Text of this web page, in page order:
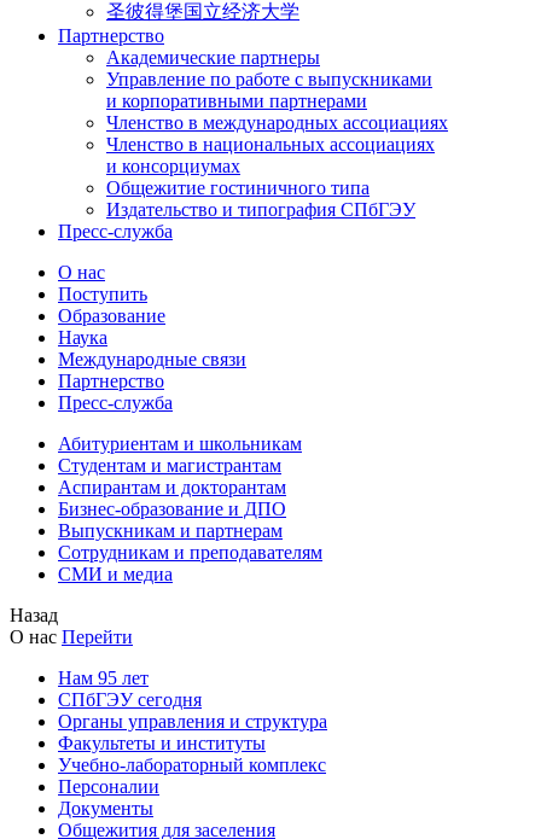
圣彼得堡国立经济大学
Партнерство
Академические партнеры
Управление по работе с выпускниками
и корпоративными партнерами
Членство в международных ассоциациях
Членство в национальных ассоциациях
и консорциумах
Общежитие гостиничного типа
Издательство и типография СПбГЭУ
Пресс-служба
О нас
Поступить
Образование
Наука
Международные связи
Партнерство
Пресс-служба
Абитуриентам и школьникам
Студентам и магистрантам
Аспирантам и докторантам
Бизнес-образование и ДПО
Выпускникам и партнерам
Сотрудникам и преподавателям
СМИ и медиа
Назад
О нас Перейти
Нам 95 лет
СПбГЭУ сегодня
Органы управления и структура
Факультеты и институты
Учебно-лабораторный комплекс
Персоналии
Документы
Общежития для заселения